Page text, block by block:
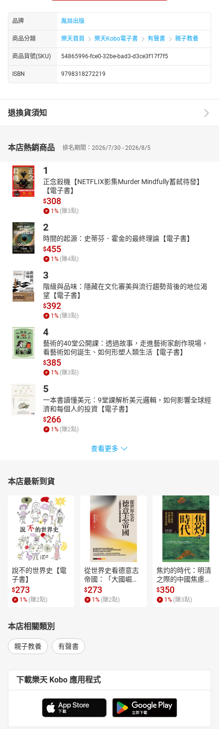
轉化為腦中畫面，此過程同時鍛鍊邏輯思維、記憶力及對複
雜語法的理解。
想象力與創造力激發
童話的奇幻元素（如魔法森林、會說話的動物）為孩子打開
無限的想象空間，鼓勵他們在腦中構建場景、延伸情節，甚
至自創故事結局。這種「心智遊玩」是創造力與問題解決能
力的基礎。
的方式傳遞價值觀，比直接說教更易被幼兒接受。例如，角
色面對挫折時的應對方式，能引導孩子學習情緒調節與抗壓
固定的故事時間搭配輕柔的敘事節奏，可降低皮質醇水平，
態，縮短入睡時間並減少夜醒頻率。
跨文化視野與社會化啟蒙
不同背景的童話（如經典改編、原創寓言）讓孩子接觸多元
文化與生活情境，提前理解社會互動的基礎規則，培養包容
心與換位思考能力
品牌 胤燚出版
商品分類 樂天首頁 樂天Kobo電子書 有聲書 親子教養
商品貨號(SKU) 54865996-fce0-32be-bad3-d3ce3f17f7f5
ISBN 9798318272219
退換貨須知
本店熱銷商品 排名期間：2026/7/30 - 2026/8/5
1
正念殺機【NETFLIX影集Murder Mindfully蓄弒待發】
【電子書】
$308
1 % (賺3點)
2
時間的起源：史蒂芬．霍金的最終理論【電子書】
$455
1 % (賺4點)
3
階級與品味：隱藏在文化審美與流行趨勢背後的地位渴
望【電子書】
$392
1 % (賺3點)
4
藝術的40堂公開課：透過故事，走進藝術家創作現場，
看藝術如何誕生、如何形塑人類生活【電子書】
$385
1 % (賺3點)
5
一本書讀懂美元：9堂課解析美元邏輯，如何影響全球經
濟和每個人的投資【電子書】
$266
1 % (賺2點)
查看更多
本店最新到貨
說不的世界史【電
子書】
$273
1 % (賺2點)
從世界史看德意志
帝國：「大國崛
起」的迷思與真實
【電子書】
$273
1 % (賺2點)
焦灼的時代：明清
之際的中國焦慮與
東亞秩序重組【電
子書】
$350
1 % (賺3點)
本店相關類別
親子教養 有聲書
下載樂天 Kobo 應用程式